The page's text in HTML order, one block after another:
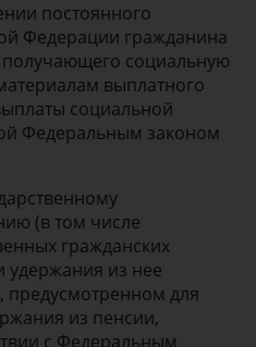
постоянного
Федерации гражданина
социальную
выплатного
социальной
Федеральным законом
(в том числе
гражданских
удержания из нее
предусмотренном для
из пенсии,
с Федеральным